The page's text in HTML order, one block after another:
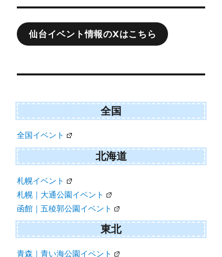
t
r
)
o
日:ゴ
投
ゲ
ー
シ
ョ
ン
仙台イベント情報のXはこちら
全国
全国イベント
北海道
札幌イベント
札幌｜大通公園イベント
函館｜五稜郭公園イベント